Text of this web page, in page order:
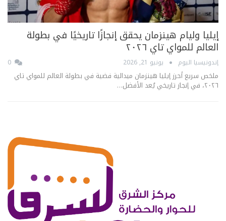
إيليا وليام هينزمان يحقق إنجازًا تاريخيًا في بطولة
العالم للمواي تاي ٢٠٢٦
إندونيسيا اليوم يونيو 21, 2026
ملخص سريع أحرز إيليا هينزمان ميدالية فضية في بطولة العالم للمواي تاي
٢٠٢٦، في إنجاز تاريخي يُعد الأفضل…